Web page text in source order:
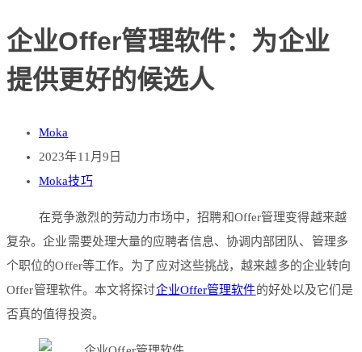
企业Offer管理软件：为企业
提供更好的候选人
Moka
2023年11月9日
Moka技巧
在竞争激烈的劳动力市场中，招聘和Offer管理变得越来越
复杂。企业需要处理大量的应聘者信息、协调内部团队、管理多
个职位的Offer等工作。为了应对这些挑战，越来越多的企业转向
Offer管理软件。本文将探讨企业Offer管理软件的好处以及它们是
否真的值得投资。